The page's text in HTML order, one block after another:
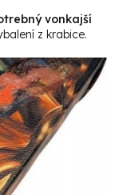
vonkajší
z krabice.